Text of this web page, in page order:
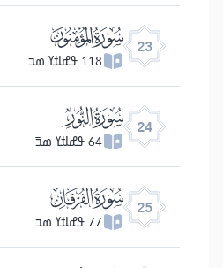
23 ﮣ
118 ߟߝߊߙߌ ߘߏ߫
24 ﮤ
64 ߟߝߊߙߌ ߘߏ߫
25 ﮥ
77 ߟߝߊߙߌ ߘߏ߫